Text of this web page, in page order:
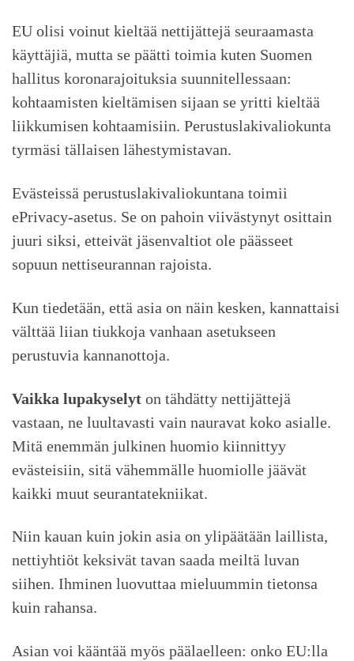
EU olisi voinut kieltää nettijättejä seuraamasta
käyttäjiä, mutta se päätti toimia kuten Suomen
hallitus koronarajoituksia suunnitellessaan:
kohtaamisten kieltämisen sijaan se yritti kieltää
liikkumisen kohtaamisiin. Perustuslakivaliokunta
tyrmäsi tällaisen lähestymistavan.
Evästeissä perustuslakivaliokuntana toimii
ePrivacy-asetus. Se on pahoin viivästynyt osittain
juuri siksi, etteivät jäsenvaltiot ole päässeet
sopuun nettiseurannan rajoista.
Kun tiedetään, että asia on näin kesken, kannattaisi
välttää liian tiukkoja vanhaan asetukseen
perustuvia kannanottoja.
Vaikka lupakyselyt on tähdätty nettijättejä
vastaan, ne luultavasti vain nauravat koko asialle.
Mitä enemmän julkinen huomio kiinnittyy
evästeisiin, sitä vähemmälle huomiolle jäävät
kaikki muut seurantatekniikat.
Niin kauan kuin jokin asia on ylipäätään laillista,
nettiyhtiöt keksivät tavan saada meiltä luvan
siihen. Ihminen luovuttaa mieluummin tietonsa
kuin rahansa.
Asian voi kääntää myös päälaelleen: onko EU:lla